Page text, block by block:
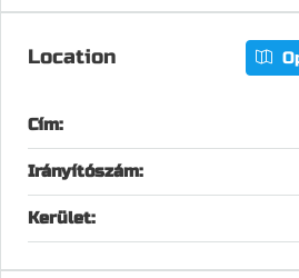
Location
Cím:
Irányítószám:
Kerület: